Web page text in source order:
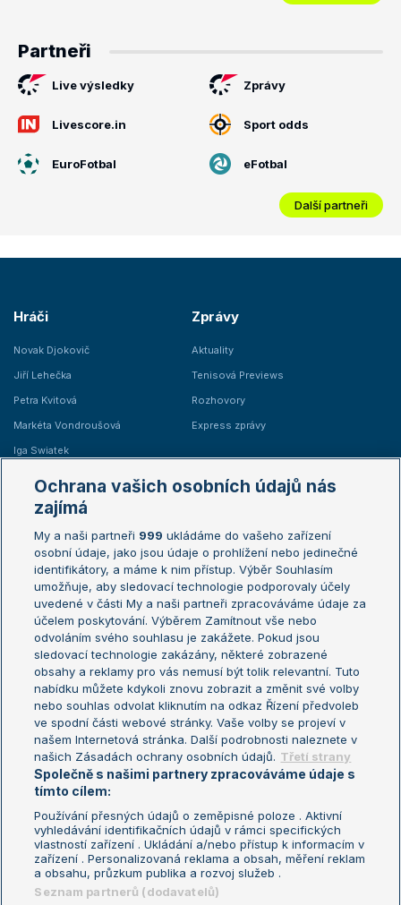
Partneři
Live výsledky Zprávy
Livescore.in Sport odds
EuroFotbal eFotbal
Další partneři
Hráči
Novak Djokovič
Jiří Lehečka
Petra Kvitová
Markéta Vondroušová
Iga Swiatek
Zprávy
Aktuality
Tenisová Previews
Rozhovory
Express zprávy
Žebříčky
Žebříček ATP (muži)
Žebříček WTA (ženy)
Sázkařský žebříček
Australian Open
French Open
Wimbledon
US Open
Turnaj mistrů
Turnaj mistryň
Aktualní trendy
Fotbalové přestupy
Livesport Daily
LS Prague Open
Podmínky užití
Nastavení soukromí
GDPR a žurnalistika
Reklama
Kontakt
Informace o zpracování osobních
údajů
Ochrana vašich osobních údajů nás
zajímá
My a naši partneři 999 ukládáme do vašeho zařízení
osobní údaje, jako jsou údaje o prohlížení nebo jedinečné
identifikátory, a máme k nim přístup. Výběr Souhlasím
umožňuje, aby sledovací technologie podporovaly účely
uvedené v části My a naši partneři zpracováváme údaje za
účelem poskytování. Výběrem Zamítnout vše nebo
odvoláním svého souhlasu je zakážete. Pokud jsou
sledovací technologie zakázány, některé zobrazené
obsahy a reklamy pro vás nemusí být tolik relevantní. Tuto
nabídku můžete kdykoli znovu zobrazit a změnit své volby
nebo souhlas odvolat kliknutím na odkaz Řízení předvoleb
ve spodní části webové stránky. Vaše volby se projeví v
našem Internetová stránka. Další podrobnosti naleznete v
našich Zásadách ochrany osobních údajů. Třetí strany
Společně s našimi partnery zpracováváme údaje s
tímto cílem:
Používání přesných údajů o zeměpisné poloze . Aktivní
vyhledávání identifikačních údajů v rámci specifických
vlastností zařízení . Ukládání a/nebo přístup k informacím v
zařízení . Personalizovaná reklama a obsah, měření reklam
a obsahu, průzkum publika a rozvoj služeb .
Seznam partnerů (dodavatelů)